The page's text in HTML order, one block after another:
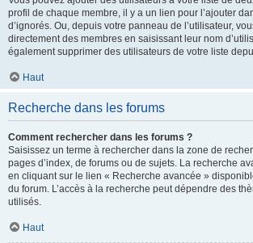
profil de chaque membre, il y a un lien pour l’ajouter
d’ignorés. Ou, depuis votre panneau de l’utilisateur,
directement des membres en saisissant leur nom
également supprimer des utilisateurs de votre liste
Haut
Recherche dans les forums
Comment rechercher dans les forums ?
Saisissez un terme à rechercher dans la zone de
pages d’index, de forums ou de sujets. La recherche
en cliquant sur le lien « Recherche avancée »
du forum. L’accès à la recherche peut dépendre des
utilisés.
Haut